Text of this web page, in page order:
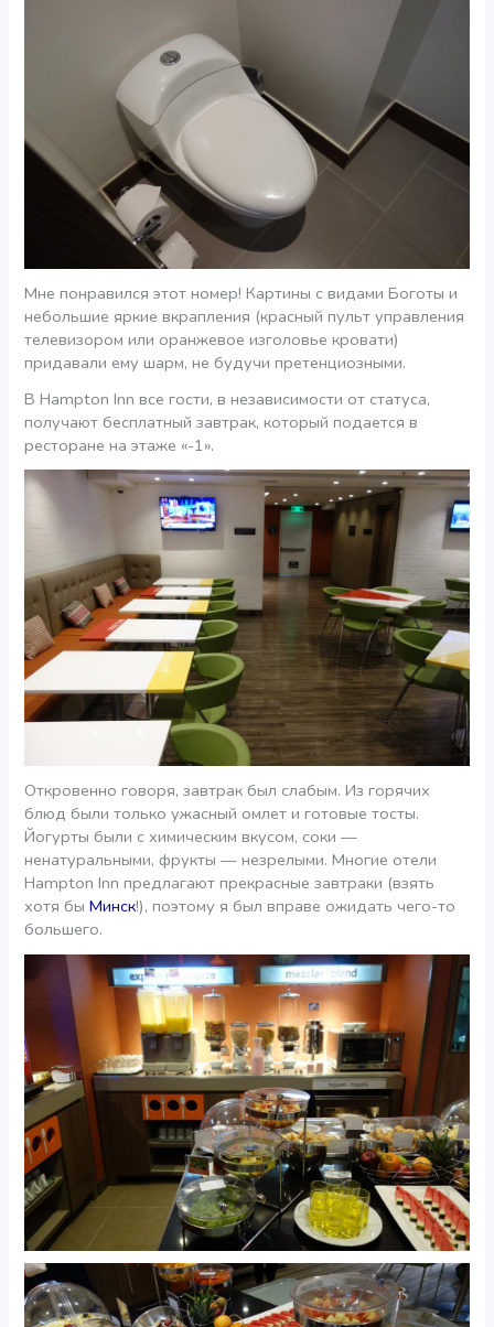
Мне понравился этот номер! Картины с видами Боготы и
небольшие яркие вкрапления (красный пульт управления
телевизором или оранжевое изголовье кровати)
придавали ему шарм, не будучи претенциозными.
В Hampton Inn все гости, в независимости от статуса,
получают бесплатный завтрак, который подается в
ресторане на этаже «-1».
Откровенно говоря, завтрак был слабым. Из горячих
блюд были только ужасный омлет и готовые тосты.
Йогурты были с химическим вкусом, соки —
ненатуральными, фрукты — незрелыми. Многие отели
Hampton Inn предлагают прекрасные завтраки (взять
хотя быМинск!), поэтому я был вправе ожидать чего-то
большего.